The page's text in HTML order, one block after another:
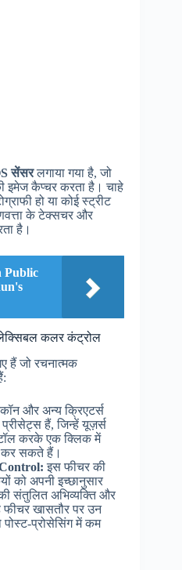
सेंसरलगाया गया है, जो
इमेज कैप्चर करता है। चाहे
हो या कोई स्ट्रीट
के टेक्सचर और
है।
Public
कलर कंट्रोल
हैं जो रचनात्मक
और अन्य क्रिएटर्स
प्रीसेट्स हैं, जिन्हें यूज़र्स
करके एक क्लिक में
कर सकते हैं।
इस फीचर की
को अपनी इच्छानुसार
संतुलित अभिव्यक्ति और
खासतौर पर उन
प्रोसेसिंग में कम